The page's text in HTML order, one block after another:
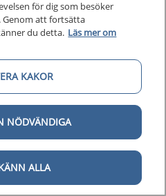
KOL * ICS bör sättas in vid
mer information i tabell 3. **
kan prövas hos individer med
och upprepade exacerbationer
LABA. Rättighetsägare:
för dig som besöker
Genom att fortsätta
du detta. Läs mer om
KAKOR
NÖDVÄNDIGA
ALLA